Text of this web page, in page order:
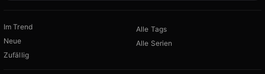
Im Trend
Neue
Zufällig
Alle Tags
Alle Serien